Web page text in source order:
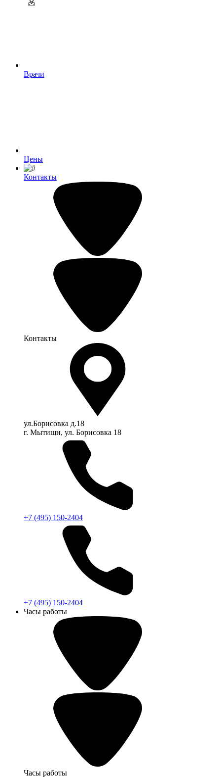
Врачи
Цены
Контакты
Контакты
ул.Борисовка д.18
г. Мытищи, ул. Борисовка 18
+7 (495) 150-2404
+7 (495) 150-2404
Часы работы
Часы работы